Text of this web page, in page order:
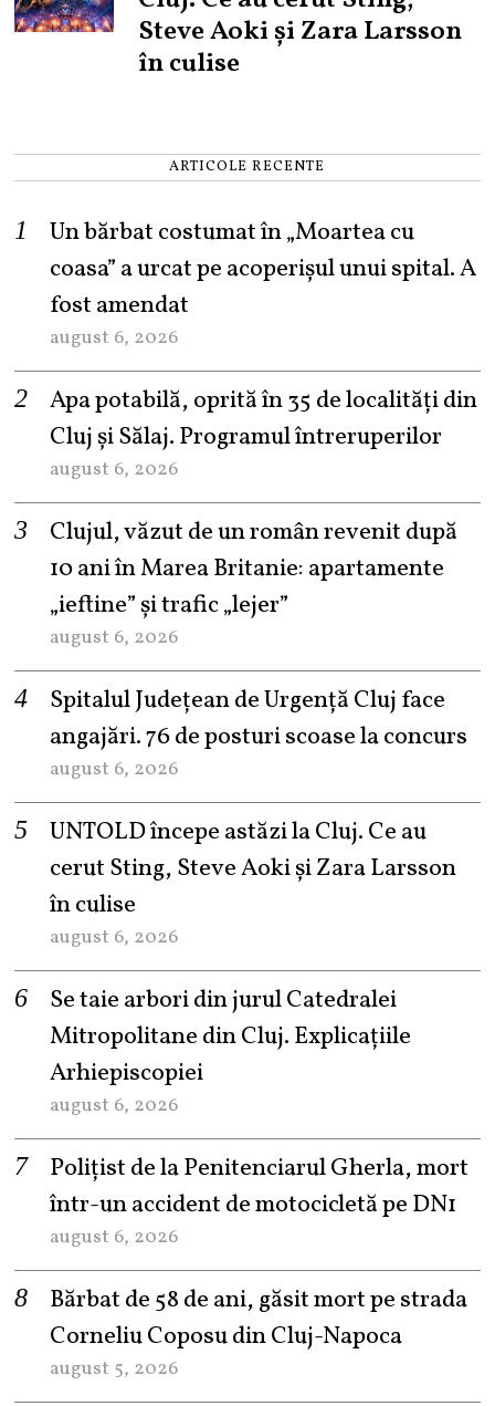
Steve Aoki și Zara Larsson
în culise
ARTICOLE RECENTE
Un bărbat costumat în „Moartea cu
coasa” a urcat pe acoperișul unui spital. A
fost amendat
august 6, 2026
Apa potabilă, oprită în 35 de localități din
Cluj și Sălaj. Programul întreruperilor
august 6, 2026
Clujul, văzut de un român revenit după
10 ani în Marea Britanie: apartamente
„ieftine” și trafic „lejer”
august 6, 2026
Spitalul Județean de Urgență Cluj face
angajări. 76 de posturi scoase la concurs
august 6, 2026
UNTOLD începe astăzi la Cluj. Ce au
cerut Sting, Steve Aoki și Zara Larsson
în culise
august 6, 2026
Se taie arbori din jurul Catedralei
Mitropolitane din Cluj. Explicațiile
Arhiepiscopiei
august 6, 2026
Polițist de la Penitenciarul Gherla, mort
într-un accident de motocicletă pe DN1
august 6, 2026
Bărbat de 58 de ani, găsit mort pe strada
Corneliu Coposu din Cluj-Napoca
august 5, 2026